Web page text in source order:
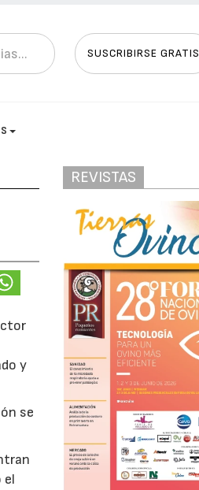
SUSCRIBIRSE GRATIS
y
se
el
REVISTAS